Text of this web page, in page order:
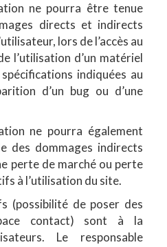
ne pourra être tenue
directs et indirects
lors de l’accès au
l’utilisation d’un matériel
indiquées au
d’un bug ou d’une
ne pourra également
des dommages indirects
perte de marché ou perte
à l’utilisation du site.
(possibilité de poser des
contact) sont à la
Le responsable